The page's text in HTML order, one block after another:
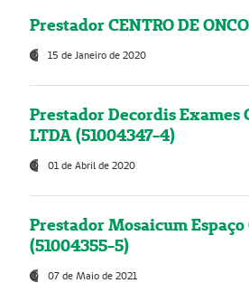
Prestador CENTRO DE
15 de Janeiro de 2020
Prestador Decordis Exames
LTDA (51004347-4)
01 de Abril de 2020
Prestador Mosaicum
(51004355-5)
07 de Maio de 2021